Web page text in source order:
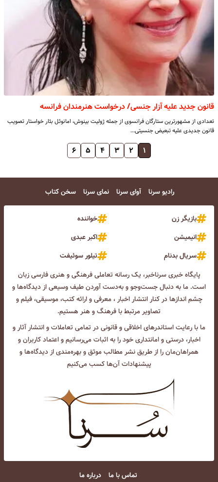
قانون جدید علیه آزار جنسی/ درخواست هنرمندان فرانسه
تعدادی از مشهورترین ستارگان فرانسوی از جمله ژولیت بینوش، امانوئل بئار خواستار تصویب
قانون جدیدی علیه تبعیض جنسیتی…
۱ ۲ ۳ ۴ ۵ ۶
رادیو سرنا آوای سرنا نمای سرنا سخن کتاب
بازیگر زن
خواننده
انیمیشن
اکبر عبدی
سریال بدنام
تیلور سوئیفت
پایگاه خبری سرناخبر، یک رسانه تعاملی فرهنگی و هنری فارسی زبان
است. ما به دنبال جست‌و‌جو و به‌دست آوردن طیف وسیعی از دیدگاه‌ها و
چشم انداز‌ها در کنار انتشار اخبار ، معرفی و ارائه کتب، موسیقی، فیلم و
تصاویر مرتبط با فرهنگ و هنر هستیم.
ما با رعایت استاندرهای اخلاقی و قانونی در تمامی تعاملات و انتشار آثار و
اخبار، درستی و امانتداری خود را به اثبات می‌رسانیم و اعتماد کاربران و
همراهان‌مان را از طریق نشر مطالب موثق و بهره‌مندی از دیدگاه‌ها و
پیشنهادات آن‌ها کسب می‌کنیم
تماس با ما درباره ما